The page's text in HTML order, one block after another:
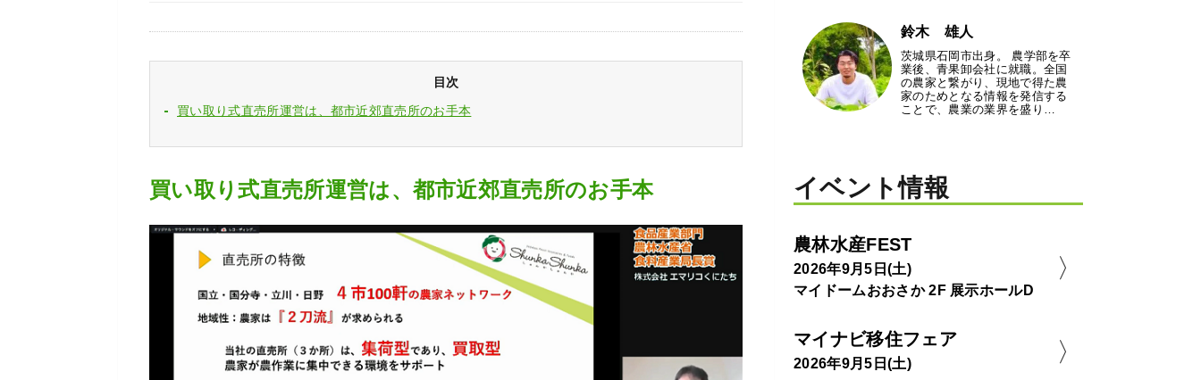
目次
買い取り式直売所運営は、都市近郊直売所のお手本
買い取り式直売所運営は、都市近郊直売所のお手本
鈴木 雄人
茨城県石岡市出身。 農学部を卒
業後、青果卸会社に就職。全国
の農家と繋がり、現地で得た農
家のためとなる情報を発信する
ことで、農業の業界を盛り…
イベント情報
農林水産FEST
2026年9月5日(土)
マイドームおおさか 2F 展示ホールD
マイナビ移住フェア
2026年9月5日(土)